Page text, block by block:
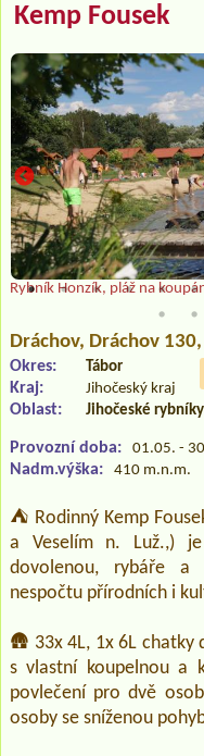
Kemp Fousek
Rybník Honzík, pláž na
Dráchov, Dráchov
Okres: Tábor
Kraj: Jihočeský kraj
Oblast: Jihočeské rybníky
Provozní doba: 01.05. -
Nadm.výška: 410 m.n.m.
⛺ Rodinný Kemp
a Veselím n. Luž.,)
dovolenou, rybáře a
nespočtu přírodních i
🛖 33x 4L, 1x 6L chatky
s vlastní koupelnou a
povlečení pro dvě
osoby se sníženou